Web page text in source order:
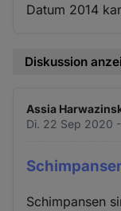
Datum 2014
Diskussion
Assia
Di. 22 Sep 2020
Schimpansen